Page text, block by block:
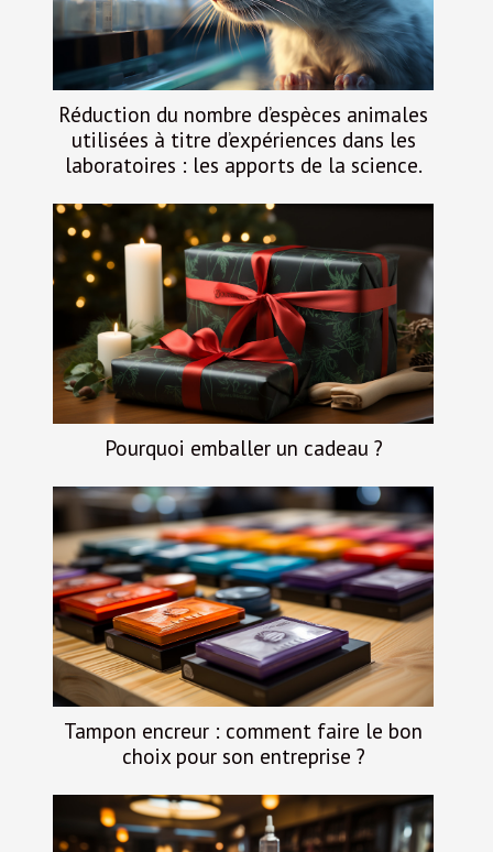
Réduction du nombre d’espèces animales
utilisées à titre d’expériences dans les
laboratoires : les apports de la science.
Pourquoi emballer un cadeau ?
Tampon encreur : comment faire le bon
choix pour son entreprise ?